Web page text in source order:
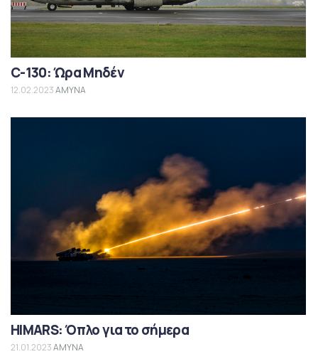
C-130: Ώρα Μηδέν
12.02.2023ΑΜΥΝΑ
HIMARS: Όπλο για το σήμερα
21.01.2023ΑΜΥΝΑ